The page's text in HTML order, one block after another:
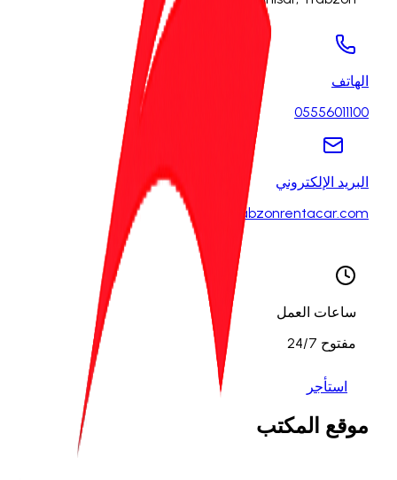
الهاتف
05556011100
البريد الإلكتروني
info@trabzonrentacar.com
ساعات العمل
مفتوح 24/7
استأجر
موقع المكتب